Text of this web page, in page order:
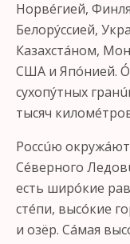
Норвéгией,
Белорýссией,
Казахстáном,
США и Япóнией.
сухопýтных
тысяч
Россúю
Сéверного
есть ширóкие
стéпи, высóкие
и озёр. Сáмая